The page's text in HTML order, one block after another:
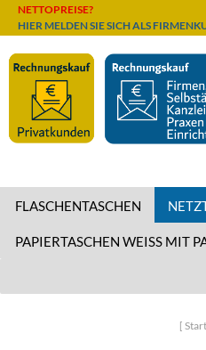
NETTOPREISE?
HIER MELDEN SIE SICH ALS
FLASCHENTASCHEN
PAPIERTASCHEN WEISS MIT
[